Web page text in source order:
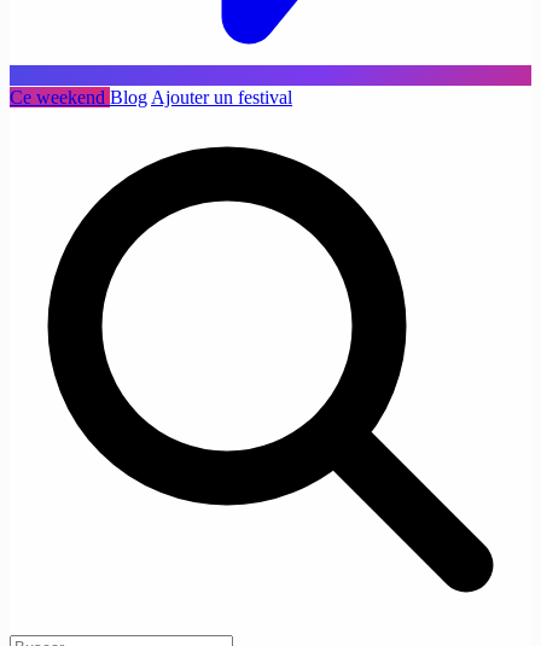
Ce weekend Blog Ajouter un festival